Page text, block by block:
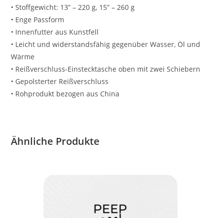
• Stoffgewicht: 13” – 220 g, 15” – 260 g
• Enge Passform
• Innenfutter aus Kunstfell
• Leicht und widerstandsfähig gegenüber Wasser, Öl und
Wärme
• Reißverschluss-Einstecktasche oben mit zwei Schiebern
• Gepolsterter Reißverschluss
• Rohprodukt bezogen aus China
Ähnliche Produkte